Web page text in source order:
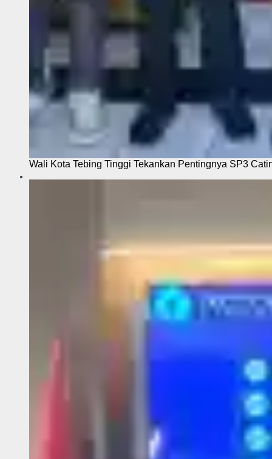
Wali Kota Tebing Tinggi Tekankan Pentingnya SP3